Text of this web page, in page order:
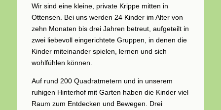
Wir sind eine kleine, private Krippe mitten in
Ottensen. Bei uns werden 24 Kinder im Alter von
zehn Monaten bis drei Jahren betreut, aufgeteilt in
zwei liebevoll eingerichtete Gruppen, in denen die
Kinder miteinander spielen, lernen und sich
wohlfühlen können.
Auf rund 200 Quadratmetern und in unserem
ruhigen Hinterhof mit Garten haben die Kinder viel
Raum zum Entdecken und Bewegen. Drei